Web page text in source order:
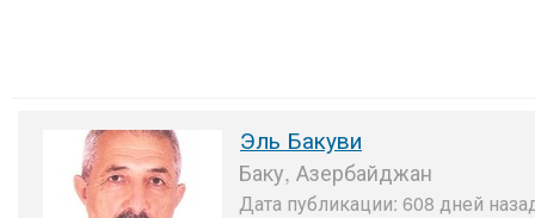
Эль Бакуви
Баку, Азербайджан
Дата публикации: 608 дней